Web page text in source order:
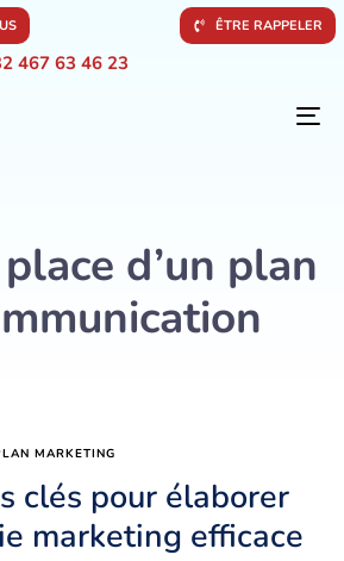
US ÊTRE RAPPELER
467 63 46 23
d’un plan
MARKETING
clés pour élaborer
marketing efficace